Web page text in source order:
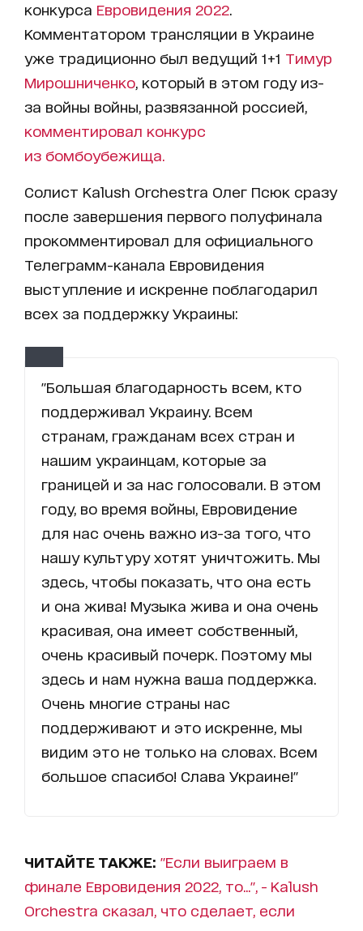
конкурса Евровидения 2022
Комментатором трансляции в Украине
уже традиционно был ведущий 1+1 Тимур
Мирошниченко , который в этом году из-
за войны войны, развязанной россией,
комментировал конкурс
из бомбоубежища.
Солист Kalush Orchestra Олег Псюк сразу
после завершения первого полуфинала
прокомментировал для официального
Телеграмм-канала Евровидения
выступление и искренне поблагодарил
всех за поддержку Украины:
"Большая благодарность всем, кто
поддерживал Украину. Всем
странам, гражданам всех стран и
нашим украинцам, которые за
границей и за нас голосовали. В этом
году, во время войны, Евровидение
для нас очень важно из-за того, что
нашу культуру хотят уничтожить. Мы
здесь, чтобы показать, что она есть
и она жива! Музыка жива и она очень
красивая, она имеет собственный,
очень красивый почерк. Поэтому мы
здесь и нам нужна ваша поддержка.
Очень многие страны нас
поддерживают и это искренне, мы
видим это не только на словах. Всем
большое спасибо! Слава Украине!"
ЧИТАЙТЕ ТАКЖЕ: "Если выиграем в
финале Евровидения 2022, то...", - Kalush
Orchestra сказал, что сделает, если